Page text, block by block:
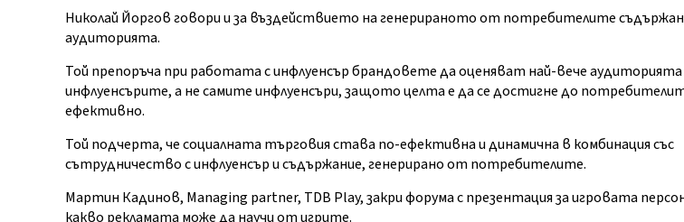
Николай Йоргов говори и за въздействието на генерираното от потребителите
аудиторията.
Той препоръча при работата с инфлуенсър брандовете да оценяват най-вече
инфлуенсърите, а не самите инфлуенсъри, защото целта е да се достигне до
ефективно.
Той подчерта, че социалната търговия става по-ефективна и динамична в комбинация със
сътрудничество с инфлуенсър и съдържание, генерирано от потребителите.
Мартин Кадинов, Managing partner, TDB Play, закри форума с презентация за игровата
какво рекламата може да научи от игрите.